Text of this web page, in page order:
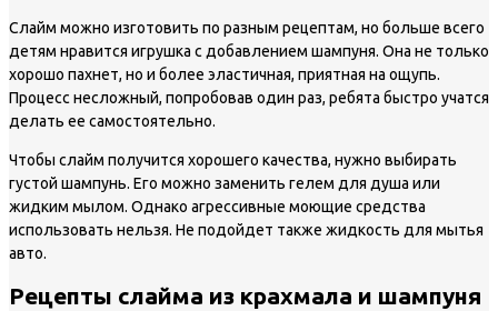
Слайм можно изготовить по разным рецептам, но больше всего
детям нравится игрушка с добавлением шампуня. Она не только
хорошо пахнет, но и более эластичная, приятная на ощупь.
Процесс несложный, попробовав один раз, ребята быстро учатся
делать ее самостоятельно.
Чтобы слайм получится хорошего качества, нужно выбирать
густой шампунь. Его можно заменить гелем для душа или
жидким мылом. Однако агрессивные моющие средства
использовать нельзя. Не подойдет также жидкость для мытья
авто.
Рецепты слайма из крахмала и шампуня